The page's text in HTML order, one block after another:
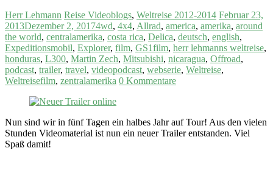
Herr Lehmann Reise Videoblogs, Weltreise 2012-2014 Februar 23,
2013Dezember 2, 20174wd, 4x4, Allrad, america, amerika, around
the world, centralamerika, costa rica, Delica, deutsch, english,
Expeditionsmobil, Explorer, film, GS1film, herr lehmanns weltreise,
honduras, L300, Martin Zech, Mitsubishi, nicaragua, Offroad,
podcast, trailer, travel, videopodcast, webserie, Weltreise,
Weltreisefilm, zentralamerika 0 Kommentare
Nun sind wir in fünf Tagen ein halbes Jahr auf Tour! Aus den vielen
Stunden Videomaterial ist nun ein neuer Trailer entstanden. Viel
Spaß damit!